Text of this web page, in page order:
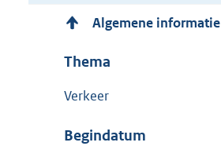
Algemene informatie
Thema
Verkeer
Begindatum